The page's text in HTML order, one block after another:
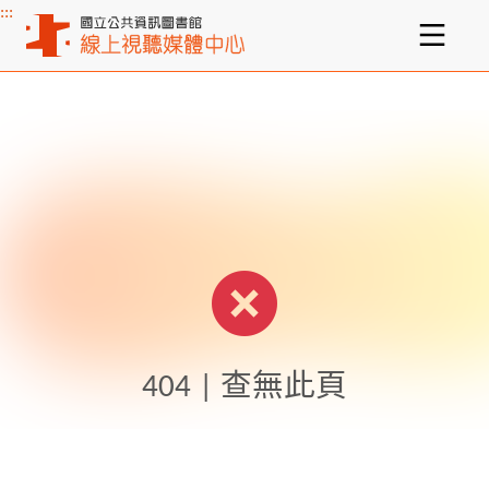
主要內容區塊
:::
404 | 查無此頁